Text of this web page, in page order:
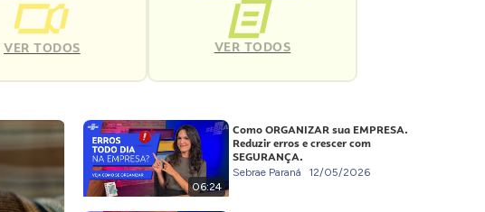
VER TODOS VER TODOS
06:24
Como ORGANIZAR sua EMPRESA.
Reduzir erros e crescer com
SEGURANÇA.
Sebrae Paraná 12/05/2026